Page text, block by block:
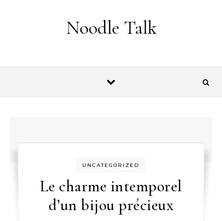
Noodle Talk
UNCATEGORIZED
Le charme intemporel
d’un bijou précieux